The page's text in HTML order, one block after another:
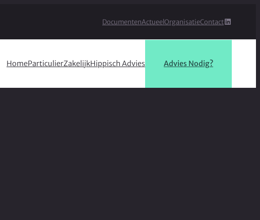
DocumentenActueelOrganisatieContactLinkedIn
HomeParticulierZakelijkHippisch Advies Advies Nodig?